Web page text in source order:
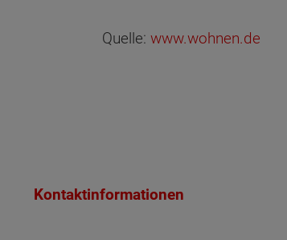
Quelle: www.wohnen.de
Kontaktinformationen